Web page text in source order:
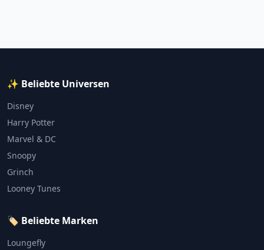
✨ Beliebte Universen
Disney
Harry Potter
Marvel & DC
Snoopy
Grinch
Looney Tunes
🏷️ Beliebte Marken
Loungefly